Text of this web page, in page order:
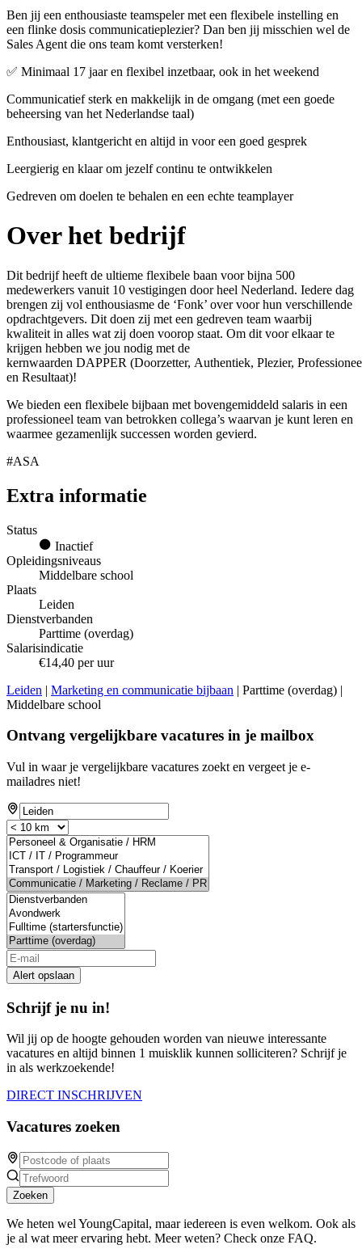
Ben jij een enthousiaste teamspeler met een flexibele instelling en
een flinke dosis communicatieplezier? Dan ben jij misschien wel de
Sales Agent die ons team komt versterken!
✅ Minimaal 17 jaar en flexibel inzetbaar, ook in het weekend
Communicatief sterk en makkelijk in de omgang (met een goede
beheersing van het Nederlandse taal)
Enthousiast, klantgericht en altijd in voor een goed gesprek
Leergierig en klaar om jezelf continu te ontwikkelen
Gedreven om doelen te behalen en een echte teamplayer
Over het bedrijf
Dit bedrijf heeft de ultieme flexibele baan voor bijna 500
medewerkers vanuit 10 vestigingen door heel Nederland. Iedere dag
brengen zij vol enthousiasme de ‘Fonk’ over voor hun verschillende
opdrachtgevers. Dit doen zij met een gedreven team waarbij
kwaliteit in alles wat zij doen voorop staat. Om dit voor elkaar te
krijgen hebben we jou nodig met de
kernwaarden DAPPER (Doorzetter, Authentiek, Plezier,
en Resultaat)!
We bieden een flexibele bijbaan met bovengemiddeld salaris in een
professioneel team van betrokken collega’s waarvan je kunt leren en
waarmee gezamenlijk successen worden gevierd.
#ASA
Extra informatie
Status
Inactief
Opleidingsniveaus
Middelbare school
Plaats
Leiden
Dienstverbanden
Parttime (overdag)
Salarisindicatie
€14,40 per uur
Leiden | Marketing en communicatie bijbaan | Parttime (overdag) |
Middelbare school
Ontvang vergelijkbare vacatures in je mailbox
Vul in waar je vergelijkbare vacatures zoekt en vergeet je e-
mailadres niet!
Alert opslaan
Schrijf je nu in!
Wil jij op de hoogte gehouden worden van nieuwe interessante
vacatures en altijd binnen 1 muisklik kunnen solliciteren? Schrijf je
in als werkzoekende!
DIRECT INSCHRIJVEN
Vacatures zoeken
Zoeken
We heten wel YoungCapital, maar iedereen is even welkom. Ook als
je al wat meer ervaring hebt. Meer weten? Check onze FAQ.